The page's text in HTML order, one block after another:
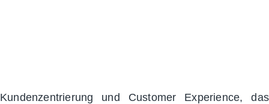
Kundenzentrierung und Customer Experience, das